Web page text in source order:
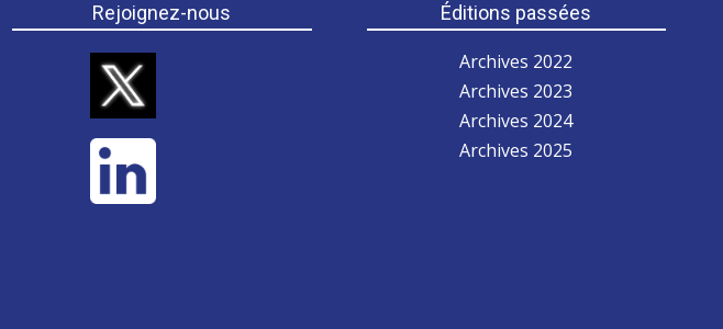
Rejoignez-nous Éditions passées
Archives 2022
Archives 2023
Archives 2024
Archives 2025